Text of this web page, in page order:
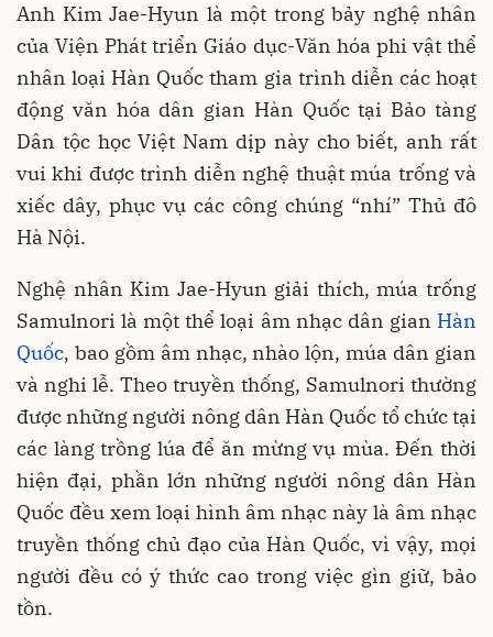
Anh Kim Jae-Hyun là một trong bảy nghệ nhân
của Viện Phát triển Giáo dục-Văn hóa phi vật thể
nhân loại Hàn Quốc tham gia trình diễn các hoạt
động văn hóa dân gian Hàn Quốc tại Bảo tàng
Dân tộc học Việt Nam dịp này cho biết, anh rất
vui khi được trình diễn nghệ thuật múa trống và
xiếc dây, phục vụ các công chúng “nhí” Thủ đô
Hà Nội.
Nghệ nhân Kim Jae-Hyun giải thích, múa trống
Samulnori là một thể loại âm nhạc dân gian Hàn
Quốc, bao gồm âm nhạc, nhào lộn, múa dân gian
và nghi lễ. Theo truyền thống, Samulnori thường
được những người nông dân Hàn Quốc tổ chức tại
các làng trồng lúa để ăn mừng vụ mùa. Đến thời
hiện đại, phần lớn những người nông dân Hàn
Quốc đều xem loại hình âm nhạc này là âm nhạc
truyền thống chủ đạo của Hàn Quốc, vì vậy, mọi
người đều có ý thức cao trong việc gìn giữ, bảo
tồn.